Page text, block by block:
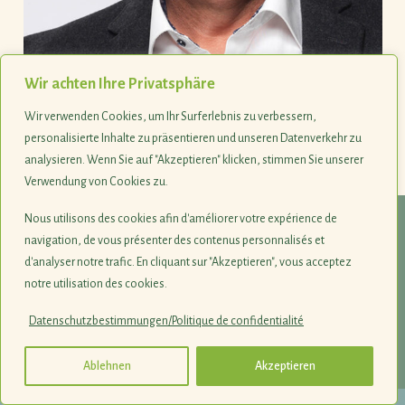
Wir achten Ihre Privatsphäre
Wir verwenden Cookies, um Ihr Surferlebnis zu verbessern,
personalisierte Inhalte zu präsentieren und unseren Datenverkehr zu
analysieren. Wenn Sie auf "Akzeptieren" klicken, stimmen Sie unserer
Verwendung von Cookies zu.
Nous utilisons des cookies afin d'améliorer votre expérience de
navigation, de vous présenter des contenus personnalisés et
d'analyser notre trafic. En cliquant sur "Akzeptieren", vous acceptez
notre utilisation des cookies.
Datenschutzbestimmungen/Politique de confidentialité
Ablehnen Akzeptieren
Arsène Ruckert
Commune de Käerjeng
Last update 31.10.2023
© 1990-2026
Naturschutzsyndikat SICONA
Impressum·Datenschutz